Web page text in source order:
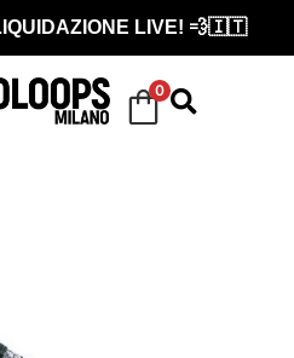
LIVE! 💨🇮🇹
0